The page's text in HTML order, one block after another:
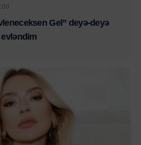
Gel” deyə-deyə
evləndim